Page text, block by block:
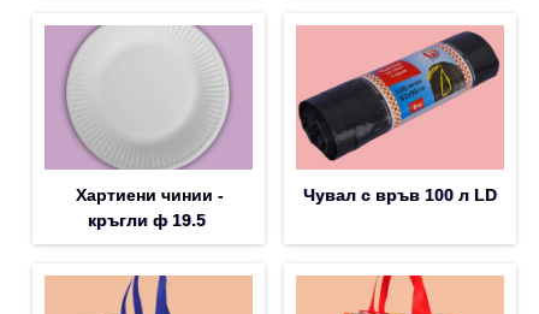
Хартиени чинии -
кръгли ф 19.5
Чувал с връв 100 л LD